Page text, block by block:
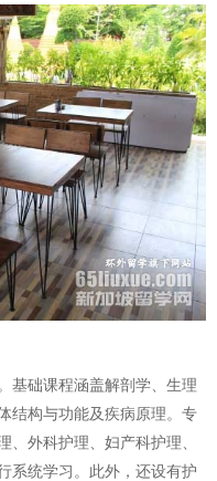
基础课程涵盖解剖学、生理
结构与功能及疾病原理。专
、外科护理、妇产科护理、
系统学习。此外，还设有护